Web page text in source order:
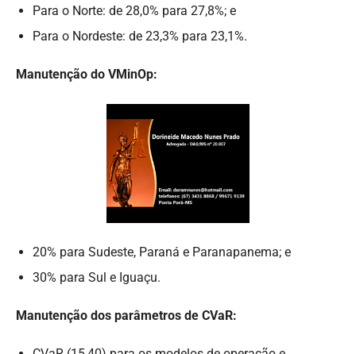
Para o Norte: de 28,0% para 27,8%; e
Para o Nordeste: de 23,3% para 23,1%.
Manutenção do VMinOp:
20% para Sudeste, Paraná e Paranapanema; e
30% para Sul e Iguaçu.
Manutenção dos parâmetros de CVaR: